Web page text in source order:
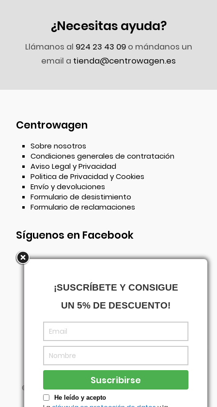
¿Necesitas ayuda?
Llámanos al 924 23 43 09o mándanos un
email a tienda@centrowagen.es
Centrowagen
Sobre nosotros
Condiciones generales de contratación
Aviso Legal y Privacidad
Politica de Privacidad y Cookies
Envío y devoluciones
Formulario de desistimiento
Formulario de reclamaciones
Síguenos en Facebook
© Centrowagen- Diseñado con porAgencia
Visual
¡SUSCRÍBETE Y CONSIGUE
UN 5% DE DESCUENTO!
He leído y acepto